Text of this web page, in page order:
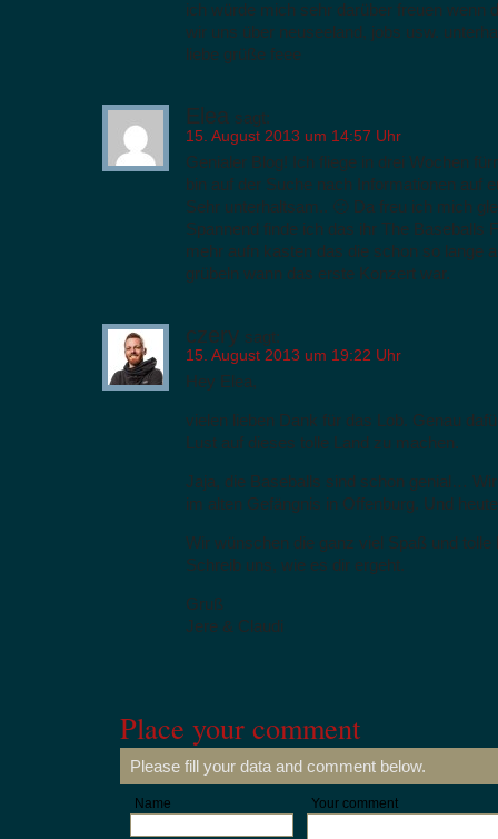
ich würde mich sehr darüber freuen wenn
wir uns über neuseeland, jobs usw.
liebe grüße feee
Elea sagt:
15. August 2013 um 14:57 Uhr
Genialer Blog! Ich fliege in drei Wochen
bin auf der Suche nach Informationen auf
Sehr unterhaltsam.. 🙂 Da freu ich mich
Spannend finde ich das ihr The Baseballs
mehr aufn kasten das die schon so lange
grübeln wann das erste Konzert war.
czery sagt:
15. August 2013 um 19:22 Uhr
Hey Elea,
vielen lieben Dank für das Lob. Genau
Lust auf dieses tolle Land zu machen.
Jaja, die Baseballs sind schon genial…
im alten Gefängnis in Offenburg. Und
Wir wünschen die ganz viel Spaß und
Schreib uns, wie es dir ergeht.
Gruß
Jere & Claudi
Place your comment
Please fill your data and comment below.
Name Your comment